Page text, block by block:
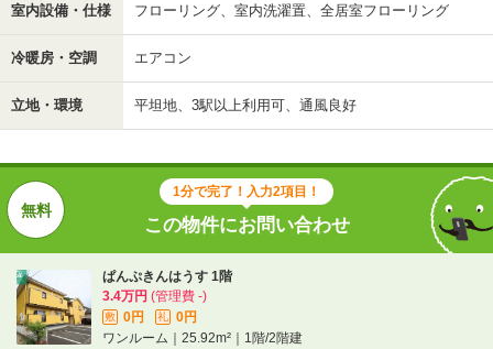
室内設備・仕様 フローリング、室内洗濯置、全居室フローリング
冷暖房・空調 エアコン
立地・環境 平坦地、3駅以上利用可、通風良好
1分で完了！入力2項目！
この物件にお問い合わせ
ぱんぷきんはうす 1階
3.4万円 (管理費 -)
敷 0円 礼
0円
ワンルーム｜25.92m²｜1階/2階建